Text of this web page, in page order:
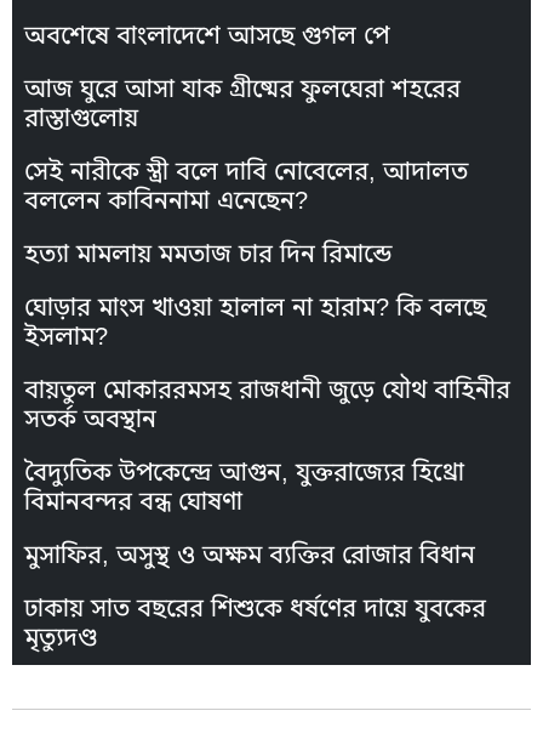
অবশেষে বাংলাদেশে আসছে গুগল পে
আজ ঘুরে আসা যাক গ্রীষ্মের ফুলঘেরা শহরের
রাস্তাগুলোয়
সেই নারীকে স্ত্রী বলে দাবি নোবেলের, আদালত
বললেন কাবিননামা এনেছেন?
হত্যা মামলায় মমতাজ চার দিন রিমান্ডে
ঘোড়ার মাংস খাওয়া হালাল না হারাম? কি বলছে
ইসলাম?
বায়তুল মোকাররমসহ রাজধানী জুড়ে যৌথ বাহিনীর
সতর্ক অবস্থান
বৈদ্যুতিক উপকেন্দ্রে আগুন, যুক্তরাজ্যের হিথ্রো
বিমানবন্দর বন্ধ ঘোষণা
মুসাফির, অসুস্থ ও অক্ষম ব্যক্তির রোজার বিধান
ঢাকায় সাত বছরের শিশুকে ধর্ষণের দায়ে যুবকের
মৃত্যুদণ্ড